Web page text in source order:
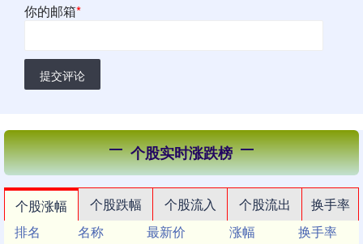
你的邮箱*
提交评论
个股实时涨跌榜
个股涨幅 个股跌幅 个股流入 个股流出
换手率
排名
名称 最新价 涨幅
换手率